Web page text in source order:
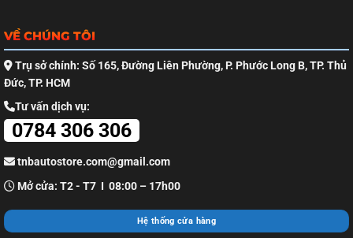
VỀ CHÚNG TÔI
Trụ sở chính: Số 165, Đường Liên Phường, P. Phước Long B, TP. Thủ
Đức, TP. HCM
Tư vấn dịch vụ:
0784 306 306
tnbautostore.com@gmail.com
Mở cửa: T2 - T7 I 08:00 – 17h00
Hệ thống cửa hàng